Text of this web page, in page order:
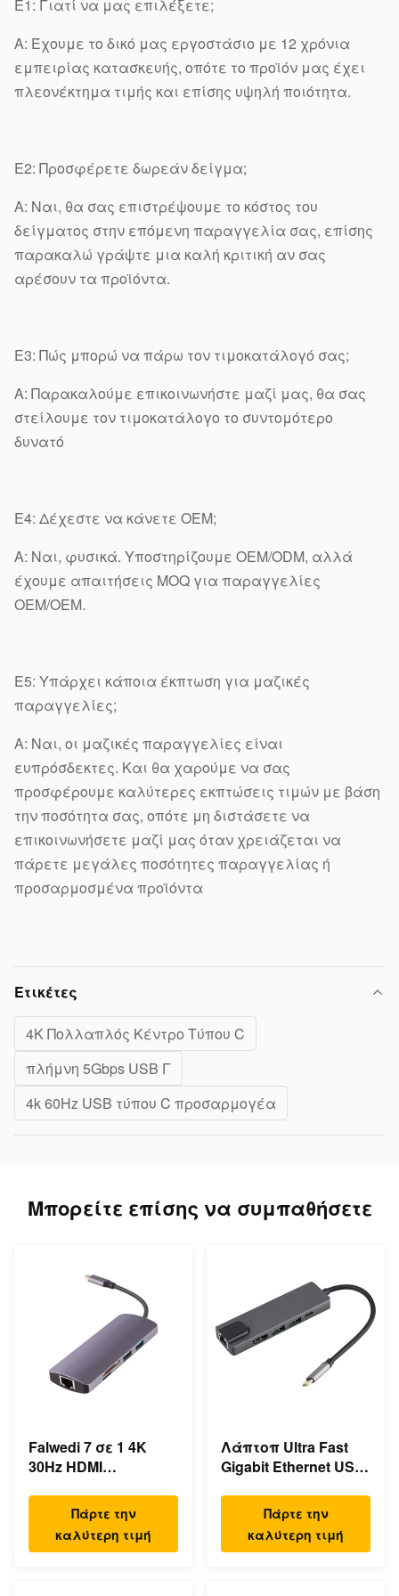
Ε1: Γιατί να μας επιλέξετε;
Α: Έχουμε το δικό μας εργοστάσιο με 12 χρόνια
εμπειρίας κατασκευής, οπότε το προϊόν μας έχει
πλεονέκτημα τιμής και επίσης υψηλή ποιότητα.
Ε2: Προσφέρετε δωρεάν δείγμα;
Α: Ναι, θα σας επιστρέψουμε το κόστος του
δείγματος στην επόμενη παραγγελία σας, επίσης
παρακαλώ γράψτε μια καλή κριτική αν σας
αρέσουν τα προϊόντα.
Ε3: Πώς μπορώ να πάρω τον τιμοκατάλογό σας;
Α: Παρακαλούμε επικοινωνήστε μαζί μας, θα σας
στείλουμε τον τιμοκατάλογο το συντομότερο
δυνατό
Ε4: Δέχεστε να κάνετε OEM;
Α: Ναι, φυσικά. Υποστηρίζουμε OEM/ODM, αλλά
έχουμε απαιτήσεις MOQ για παραγγελίες
OEM/OEM.
Ε5: Υπάρχει κάποια έκπτωση για μαζικές
παραγγελίες;
Α: Ναι, οι μαζικές παραγγελίες είναι
ευπρόσδεκτες. Και θα χαρούμε να σας
προσφέρουμε καλύτερες εκπτώσεις τιμών με βάση
την ποσότητα σας, οπότε μη διστάσετε να
επικοινωνήσετε μαζί μας όταν χρειάζεται να
πάρετε μεγάλες ποσότητες παραγγελίας ή
προσαρμοσμένα προϊόντα
Ετικέτες
4K Πολλαπλός Κέντρο Τύπου C
πλήμνη 5Gbps USB Γ
4k 60Hz USB τύπου C προσαρμογέα
Μπορείτε επίσης να συμπαθήσετε
Falwedi 7 σε 1 4K
30Hz HDMI
τύπου C Hub
Πάρτε την
καλύτερη τιμή
Λάπτοπ Ultra Fast
Gigabit Ethernet USB
Αποσύνδεσης
Πάρτε την
καλύτερη τιμή